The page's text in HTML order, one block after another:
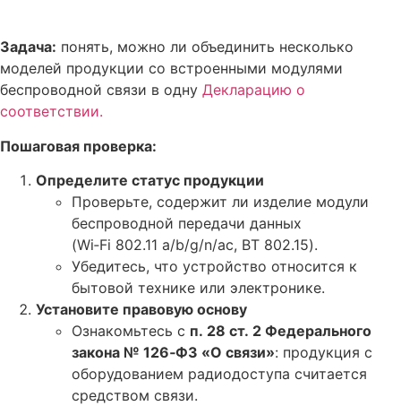
Задача: понять, можно ли объединить несколько
моделей продукции со встроенными модулями
беспроводной связи в одну Декларацию о
соответствии.
Пошаговая проверка:
Определите статус продукции
Проверьте, содержит ли изделие модули
беспроводной передачи данных
(Wi‑Fi 802.11 a/b/g/n/ac, BT 802.15).
Убедитесь, что устройство относится к
бытовой технике или электронике.
Установите правовую основу
Ознакомьтесь с п. 28 ст. 2 Федерального
закона № 126‑ФЗ «О связи»: продукция с
оборудованием радиодоступа считается
средством связи.